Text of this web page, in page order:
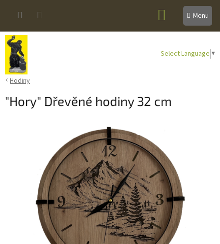
Select Language ▼
NÁKUPNÍ
KOŠÍK
Hodiny
"Hory" Dřevěné hodiny 32 cm